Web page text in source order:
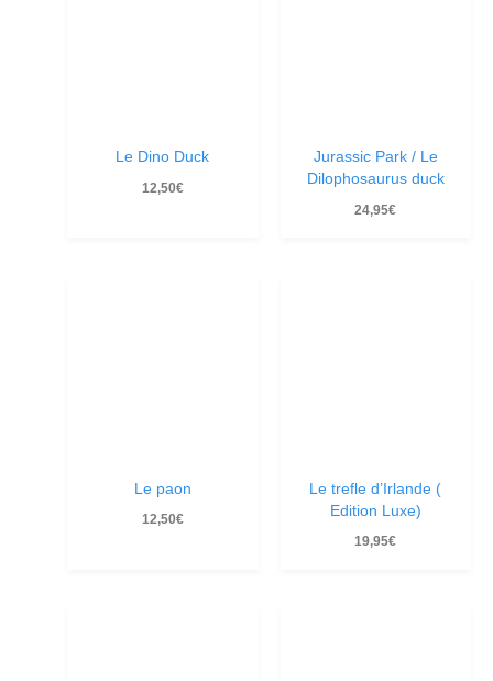
Le Dino Duck
12,50€
Jurassic Park / Le
Dilophosaurus duck
24,95€
Le paon
12,50€
Le trefle d’Irlande (
Edition Luxe)
19,95€